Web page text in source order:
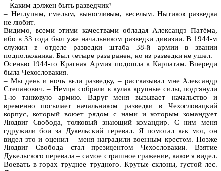
– Каким должен быть разведчик?
– Неглупым, смелым, выносливым, веселым. Нытиков разведка
не любит.
Видимо, всеми этими качествами обладал Александр Патёма,
ибо в 33 года был уже начальником разведки дивизии. В 1944-м
служил в отделе разведки штаба 38-й армии в звании
подполковника. Был четыре раза ранен, но из разведки не ушел.
Осенью 1944-го Красная Армия подошла к Карпатам. Впереди
была Чехословакия.
– Мы день и ночь вели разведку, – рассказывал мне Александр
Степанович. – Немцы собрали в кулак крупные силы, подтянули
1-ю танковую армию. Вдруг меня вызывает начальство и
временно посылает начальником разведки в Чехословацкий
корпус, который воюет рядом с нами и которым командует
Людвиг Свобода, толковый знающий командир. С ним меня
сдружили бои за Дукельский перевал. Я помогал как мог, он
видел это и оценил – меня наградили военным крестом. Позже
Людвиг Свобода стал президентом Чехословакии. Взятие
Дукельского перевала – самое страшное сражение, какое я видел.
Воевать в горах труднее трудного. Крутые склоны, густой лес.